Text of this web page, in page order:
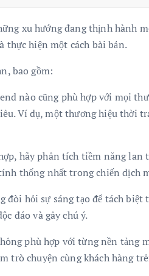
xu hướng đang thịnh hành
thực hiện một cách bài bản.
bao gồm:
nào cũng phù hợp với mọi
Ví dụ, một thương hiệu thời
hãy phân tích tiềm năng
thống nhất trong chiến dịch
hỏi sự sáng tạo để tách
đáo và gây chú ý.
phù hợp với từng nền tảng
trò chuyện cùng khách hàng